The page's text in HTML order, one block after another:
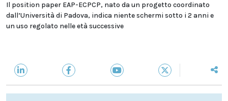
Il position paper EAP-ECPCP, nato da un progetto coordinato
dall’Università di Padova, indica niente schermi sotto i 2 anni e
un uso regolato nelle età successive